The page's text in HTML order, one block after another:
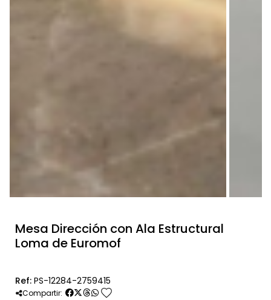
Mesa Dirección con Ala Estructural
Loma de Euromof
Ref: PS-12284-2759415
Compartir: favorite